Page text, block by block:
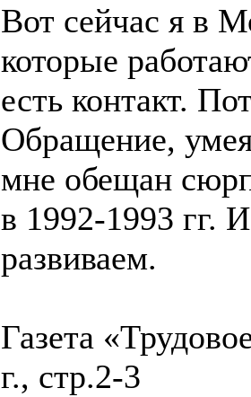
Вот сейчас я в
которые
есть контакт.
Обращение,
мне обещан
в 1992-1993 гг.
развиваем.
Газета
г., стр.2-3